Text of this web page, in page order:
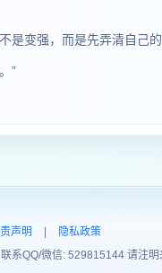
是变强，而是先弄清自己
”
声明
隐私政策
系QQ/微信: 529815144 请注明